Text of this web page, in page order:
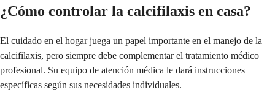
¿Cómo controlar la calcifilaxis en casa?
El cuidado en el hogar juega un papel importante en el manejo de la
calcifilaxis, pero siempre debe complementar el tratamiento médico
profesional. Su equipo de atención médica le dará instrucciones
específicas según sus necesidades individuales.